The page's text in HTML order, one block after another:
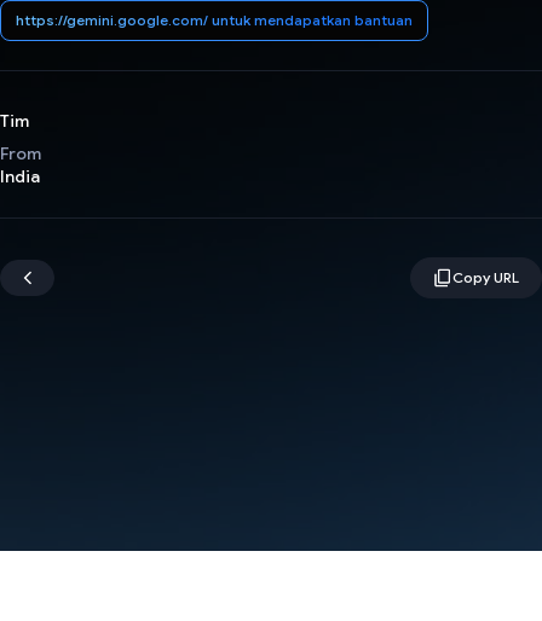
https://gemini.google.com/ untuk mendapatkan bantuan
Tim
From
India